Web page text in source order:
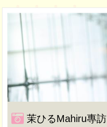
茉ひるMahiru專訪